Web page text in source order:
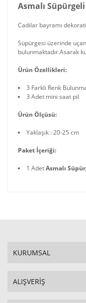
Asmalı Süpürgeli
Cadılar bayramı
Süpürgesi üzerinde
bulunmaktadır.Asarak
Ürün Özellikleri:
3 Farklı Renk
3 Adet mini saat pil
Ürün Ölçüsü:
Yaklaşık : 20-25 cm
Paket İçeriği:
1 AdetAsmalı
KURUMSAL
ALIŞVERİŞ